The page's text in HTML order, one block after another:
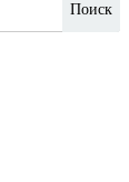
Поиск